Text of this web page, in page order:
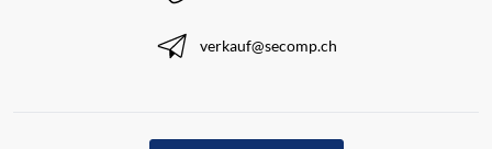
verkauf@secomp.ch